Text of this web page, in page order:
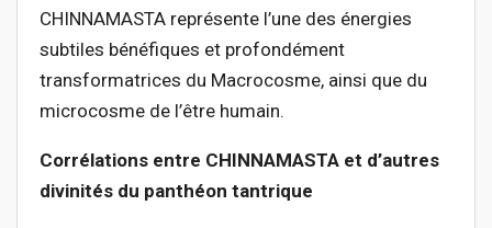
CHINNAMASTA représente l’une des énergies
subtiles bénéfiques et profondément
transformatrices du Macrocosme, ainsi que du
microcosme de l’être humain.
Corrélations entre CHINNAMASTA et d’autres
divinités du panthéon tantrique